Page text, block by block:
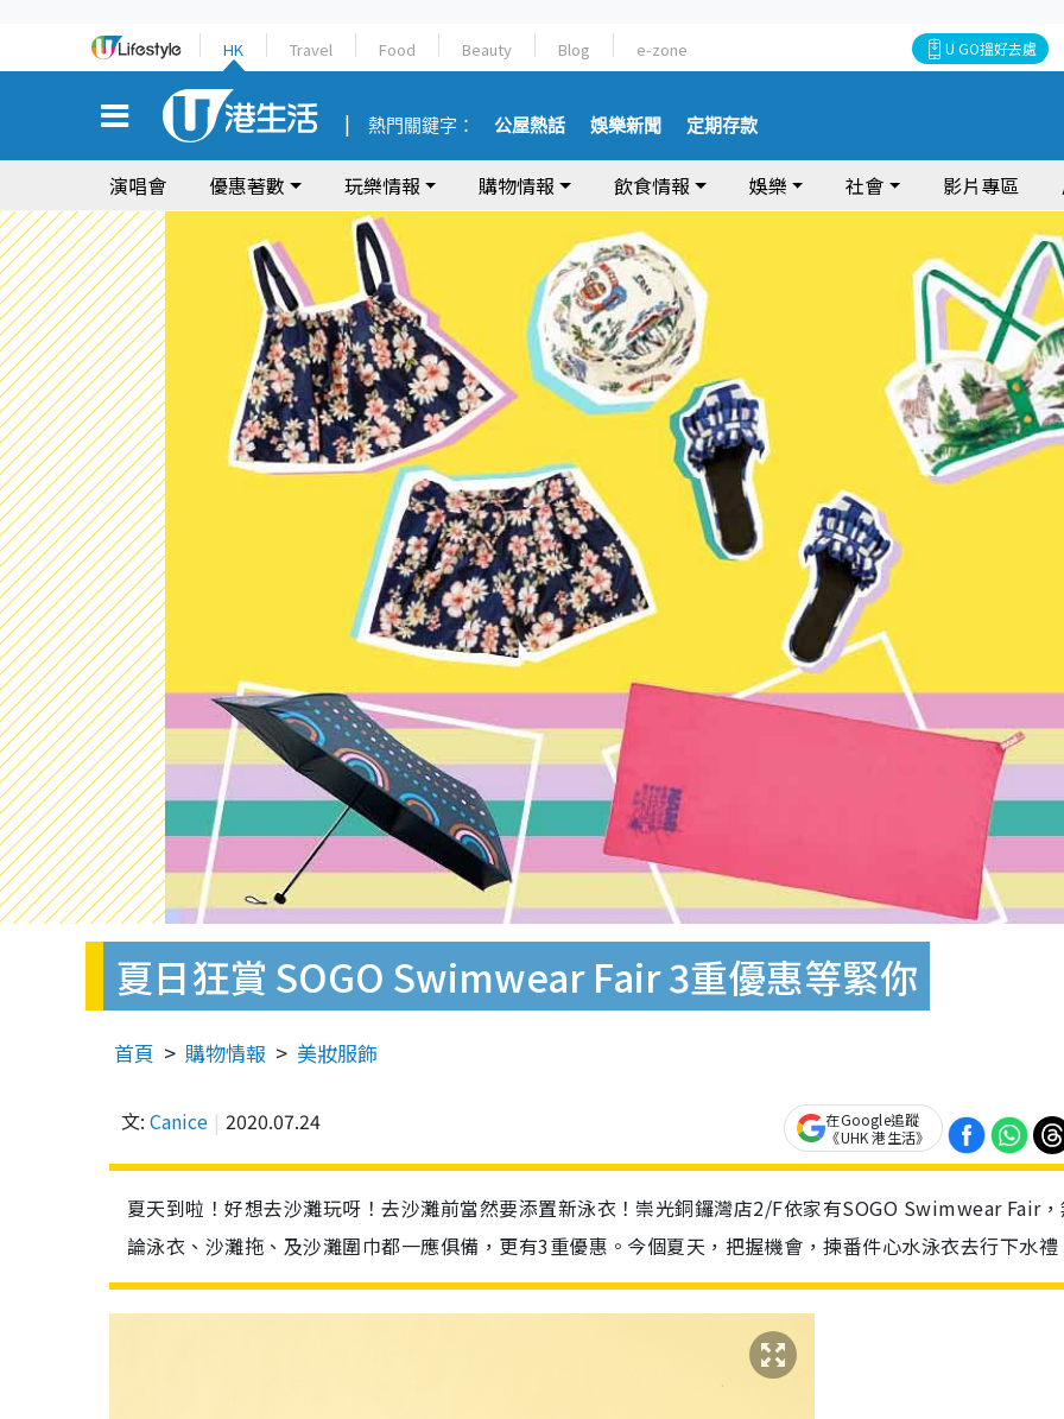
HK Travel Food Beauty Blog e-zone U GO搵好去處
熱門關鍵字： 公屋熱話 娛樂新聞 定期存款
演唱會 優惠著數 玩樂情報 購物情報 飲食情報 娛樂 社會 影片專區
夏日狂賞 SOGO Swimwear Fair 3重優惠等緊你
首頁 購物情報 美妝服飾
文: Canice 2020.07.24
在Google追蹤
《UHK 港生活》
夏天到啦！好想去沙灘玩呀！去沙灘前當然要添置新泳衣！崇光銅鑼灣店2/F依家有SOGO Swimwear Fair
論泳衣、沙灘拖、及沙灘圍巾都一應俱備，更有3重優惠。今個夏天，把握機會，揀番件心水泳衣去行下水禮